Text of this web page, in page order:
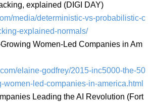
explained (DIGI DAY)
media/deterministic-vs-probabilistic-c
explained-normals/
Women-Led Companies in Am
elaine-godfrey/2015-inc5000-the-50
women-led-companies-in-america.html
Leading the AI Revolution (Fort